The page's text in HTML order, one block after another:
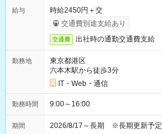
給与
時給2450円＋交
交通費別途支給あり
交通費 出社時の通勤交通費支給
勤務地
東京都港区
六本木駅から徒歩3分
IT・Web・通信
勤務時間 9:00～16:00
期間 2026/8/17～長期 ※長期更新予